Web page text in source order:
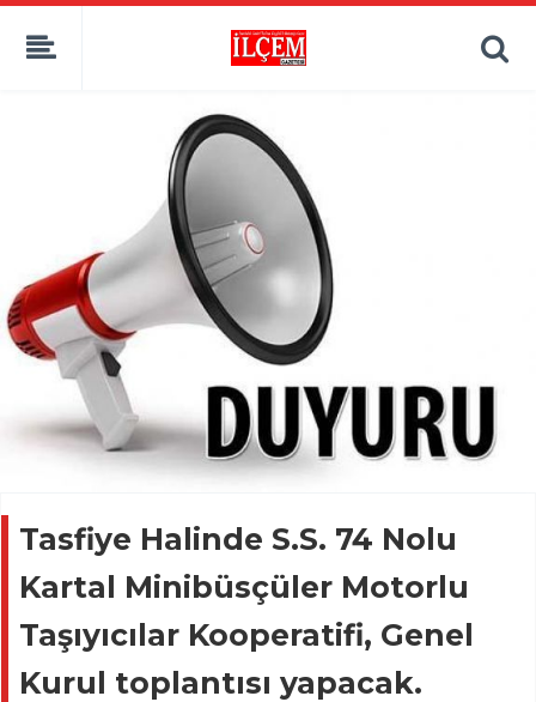
Tasfiye Halinde S.S. 74 Nolu
Kartal Minibüsçüler Motorlu
Taşıyıcılar Kooperatifi, Genel
Kurul toplantısı yapacak.